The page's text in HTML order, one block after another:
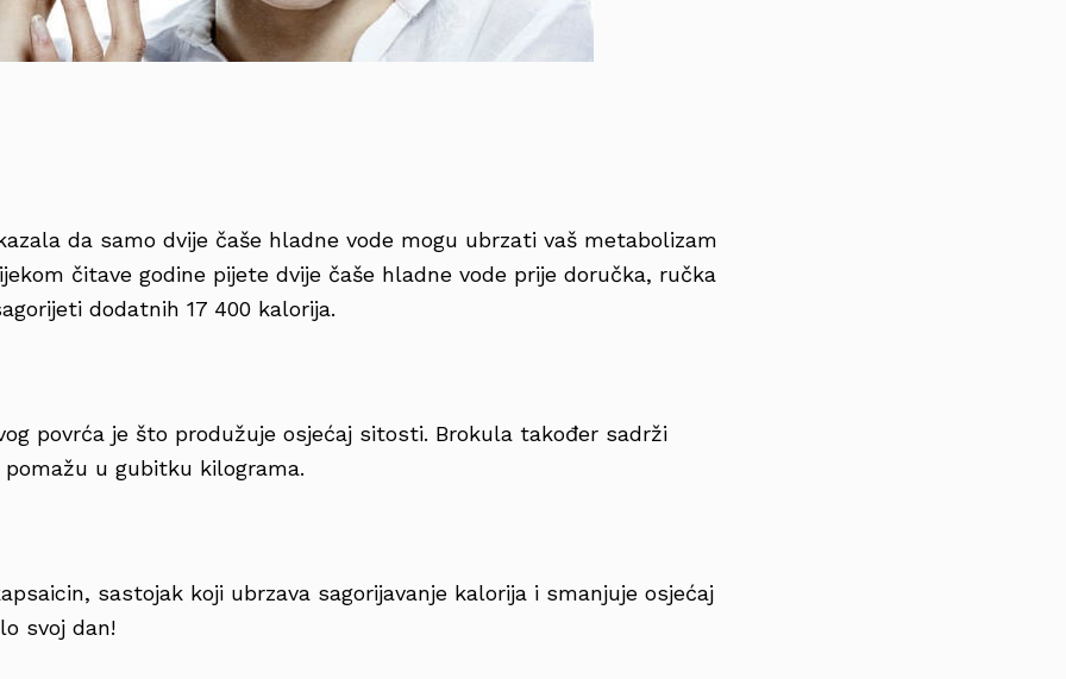
da samo dvije čaše hladne vode mogu ubrzati vaš metabolizam
čitave godine pijete dvije čaše hladne vode prije doručka, ručka
dodatnih 17 400 kalorija.
povrća je što produžuje osjećaj sitosti. Brokula također sadrži
u gubitku kilograma.
sastojak koji ubrzava sagorijavanje kalorija i smanjuje osjećaj
svoj dan!